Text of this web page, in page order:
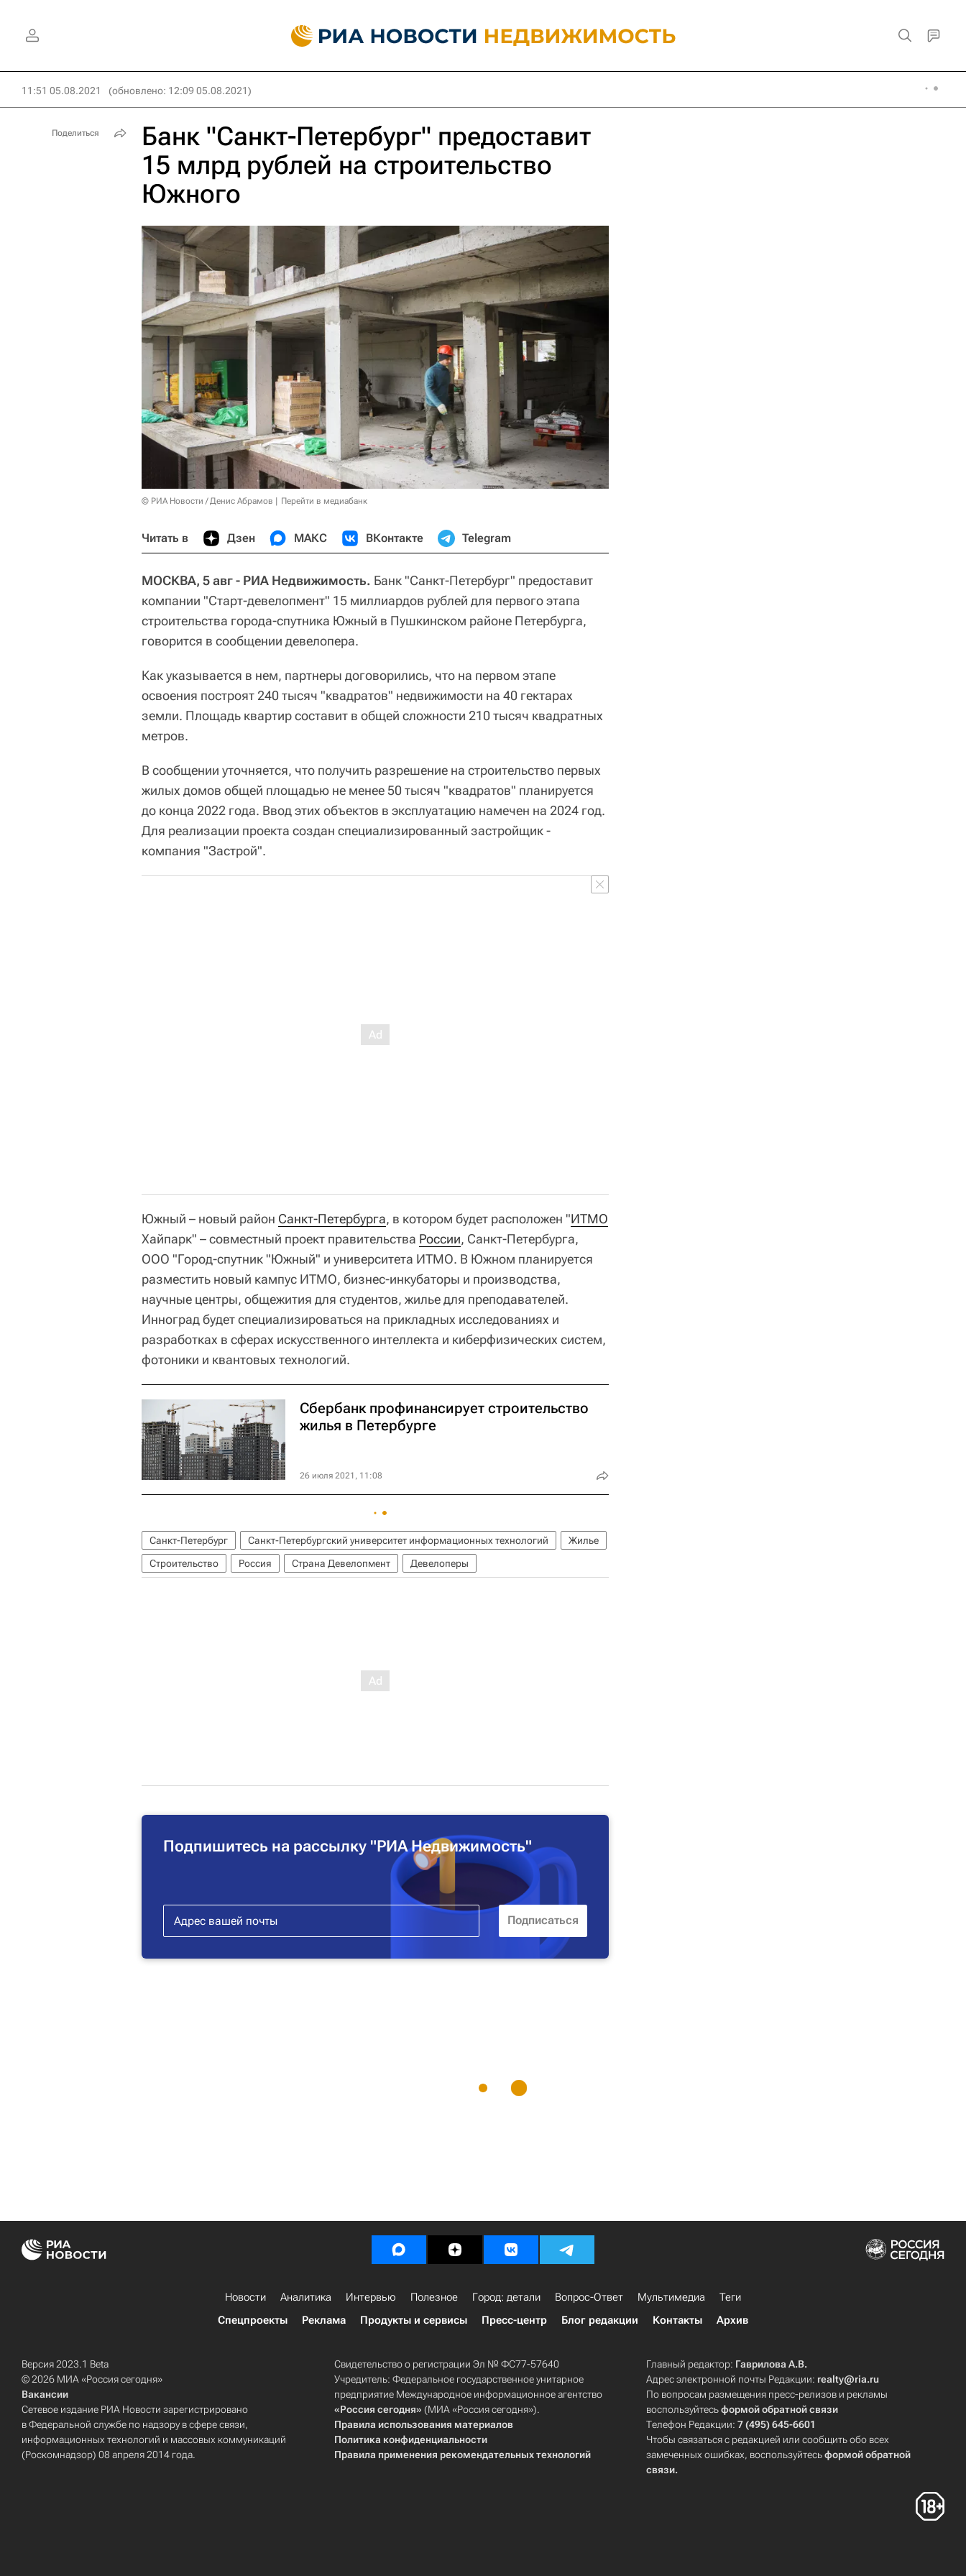
11:51 05.08.2021 (обновлено: 12:09 05.08.2021)
Банк "Санкт-Петербург" предоставит
15 млрд рублей на строительство
Южного
© РИА Новости / Денис Абрамов Перейти в медиабанк
Читать в Дзен МАКС ВКонтакте Telegram
МОСКВА, 5 авг - РИА Недвижимость. Банк "Санкт-Петербург" предоставит
компании "Старт-девелопмент" 15 миллиардов рублей для первого этапа
строительства города-спутника Южный в Пушкинском районе Петербурга,
говорится в сообщении девелопера.
Как указывается в нем, партнеры договорились, что на первом этапе
освоения построят 240 тысяч "квадратов" недвижимости на 40 гектарах
земли. Площадь квартир составит в общей сложности 210 тысяч квадратных
метров.
В сообщении уточняется, что получить разрешение на строительство первых
жилых домов общей площадью не менее 50 тысяч "квадратов" планируется
до конца 2022 года. Ввод этих объектов в эксплуатацию намечен на 2024 год.
Для реализации проекта создан специализированный застройщик -
компания "Застрой".
Южный – новый район Санкт-Петербурга, в котором будет расположен "ИТМО
Хайпарк" – совместный проект правительства России, Санкт-Петербурга,
ООО "Город-спутник "Южный" и университета ИТМО. В Южном планируется
разместить новый кампус ИТМО, бизнес-инкубаторы и производства,
научные центры, общежития для студентов, жилье для преподавателей.
Инноград будет специализироваться на прикладных исследованиях и
разработках в сферах искусственного интеллекта и киберфизических систем,
фотоники и квантовых технологий.
Сбербанк профинансирует строительство
жилья в Петербурге
26 июля 2021, 11:08
Санкт-Петербург Санкт-Петербургский университет информационных технологий
Жилье
Строительство
Россия Страна Девелопмент Девелоперы
Подпишитесь на рассылку "РИА Недвижимость"
Поделиться
Новости Аналитика Интервью Полезное Город: детали Вопрос-Ответ Мультимедиа
Теги
Спецпроекты
Реклама Продукты и сервисы Пресс-центр Блог редакции Контакты Архив
Версия 2023.1 Beta
© 2026 МИА «Россия сегодня»
Вакансии
Сетевое издание РИА Новости зарегистрировано
в Федеральной службе по надзору в сфере связи,
информационных технологий и массовых коммуникаций
(Роскомнадзор) 08 апреля 2014 года.
Свидетельство о регистрации Эл № ФС77-57640
Учредитель: Федеральное государственное унитарное
предприятие Международное информационное агентство
«Россия сегодня» (МИА «Россия сегодня»).
Правила использования материалов
Политика конфиденциальности
Правила применения рекомендательных технологий
Главный редактор: Гаврилова А.В.
Адрес электронной почты Редакции: realty@ria.ru
По вопросам размещения пресс-релизов и рекламы
воспользуйтесьформой обратной связи
Телефон Редакции:7 (495) 645-6601
Чтобы связаться с редакцией или сообщить обо всех
замеченных ошибках, воспользуйтесьформой обратной
связи.